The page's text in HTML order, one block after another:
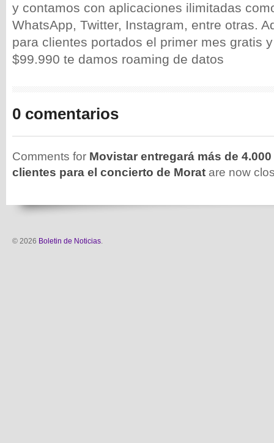
y contamos con aplicaciones ilimitadas
WhatsApp, Twitter, Instagram, entre otras.
para clientes portados el primer mes gratis
$99.990 te damos roaming de datos
0 comentarios
Comments for Movistar entregará más de
clientes para el concierto de Morat are now
© 2026 Boletin de Noticias.